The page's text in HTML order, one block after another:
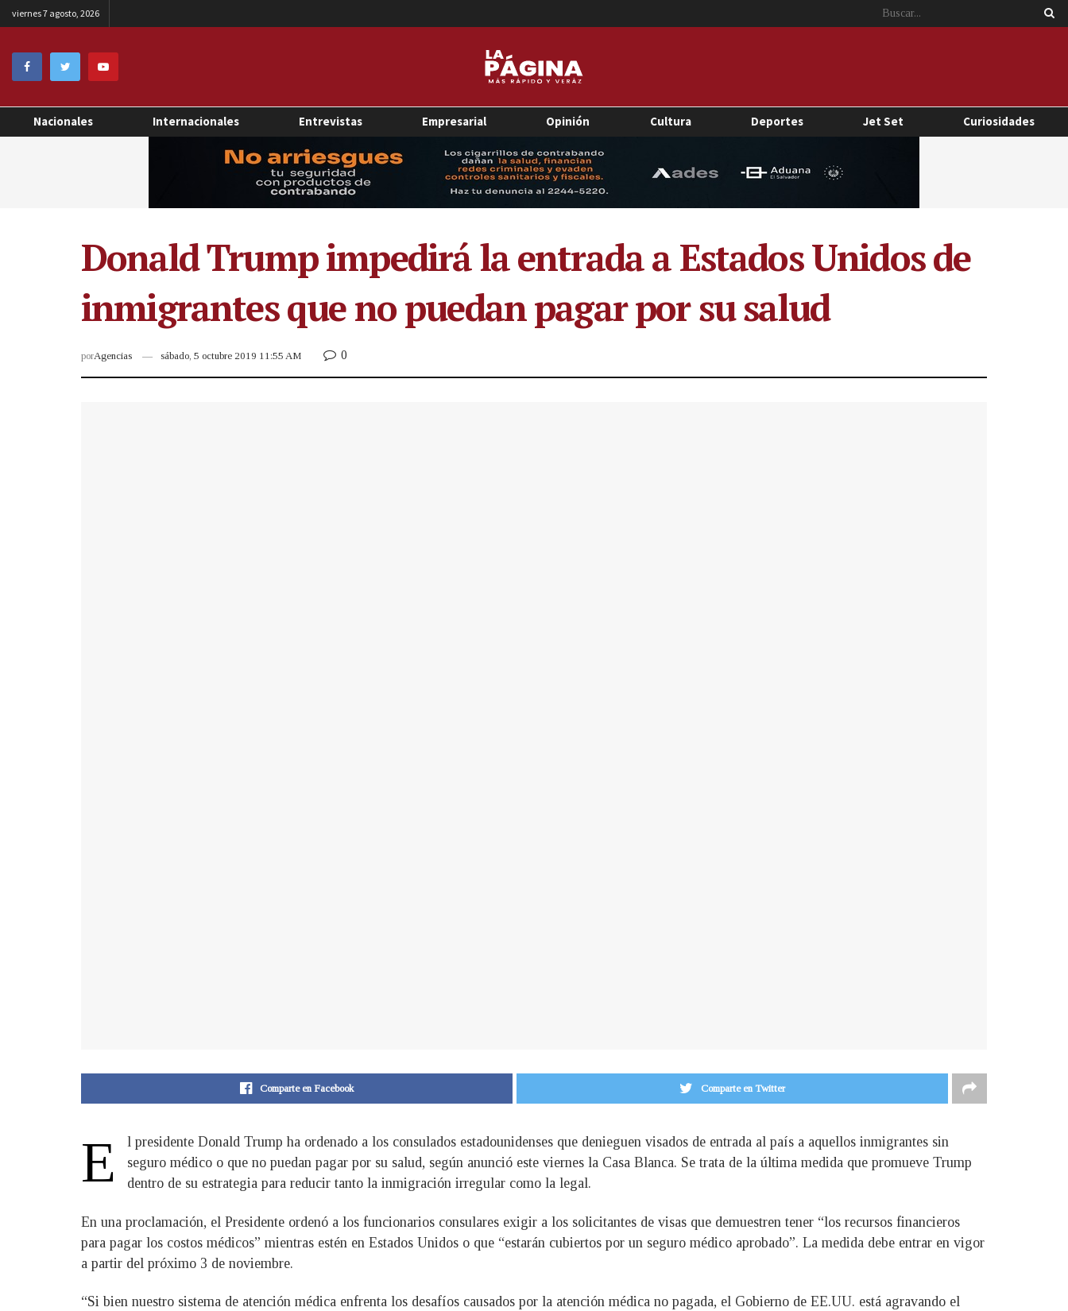
viernes 7 agosto, 2026
Nacionales Internacionales Entrevistas Empresarial Opinión Cultura Deportes Jet Set Curiosidades
Donald Trump impedirá la entrada a Estados Unidos de
inmigrantes que no puedan pagar por su salud
porAgencias sábado, 5 octubre 2019 11:55 AM 0
Comparte en Facebook Comparte en Twitter
E
l presidente Donald Trump ha ordenado a los consulados estadounidenses que denieguen visados de entrada al país a aquellos inmigrantes sin
seguro médico o que no puedan pagar por su salud, según anunció este viernes la Casa Blanca. Se trata de la última medida que promueve Trump
dentro de su estrategia para reducir tanto la inmigración irregular como la legal.
En una proclamación, el Presidente ordenó a los funcionarios consulares exigir a los solicitantes de visas que demuestren tener “los recursos financieros
para pagar los costos médicos” mientras estén en Estados Unidos o que “estarán cubiertos por un seguro médico aprobado”. La medida debe entrar en vigor
a partir del próximo 3 de noviembre.
“Si bien nuestro sistema de atención médica enfrenta los desafíos causados por la atención médica no pagada, el Gobierno de EE.UU. está agravando el